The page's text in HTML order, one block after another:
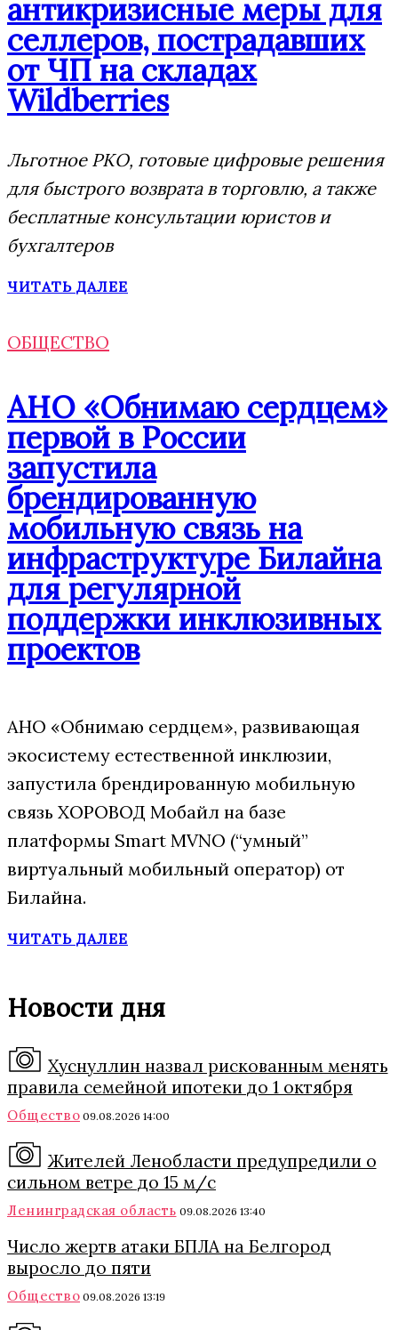
антикризисные меры для
селлеров, пострадавших
от ЧП на складах
Wildberries
Льготное РКО, готовые цифровые решения
для быстрого возврата в торговлю, а также
бесплатные консультации юристов и
бухгалтеров
ЧИТАТЬ ДАЛЕЕ
ОБЩЕСТВО
АНО «Обнимаю сердцем»
первой в России
запустила
брендированную
мобильную связь на
инфраструктуре Билайна
для регулярной
поддержки инклюзивных
проектов
АНО «Обнимаю сердцем», развивающая
экосистему естественной инклюзии,
запустила брендированную мобильную
связь ХОРОВОД Мобайл на базе
платформы Smart MVNO (“умный”
виртуальный мобильный оператор) от
Билайна.
ЧИТАТЬ ДАЛЕЕ
Новости дня
Хуснуллин назвал рискованным менять
правила семейной ипотеки до 1 октября
Общество 09.08.2026 14:00
Жителей Ленобласти предупредили о
сильном ветре до 15 м/с
Ленинградская область 09.08.2026 13:40
Число жертв атаки БПЛА на Белгород
выросло до пяти
Общество 09.08.2026 13:19